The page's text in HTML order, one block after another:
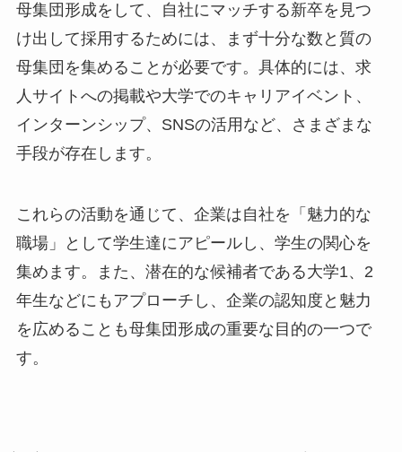
母集団形成をして、自社にマッチする新卒を見つ
け出して採用するためには、まず十分な数と質の
母集団を集めることが必要です。具体的には、求
人サイトへの掲載や大学でのキャリアイベント、
インターンシップ、SNSの活用など、さまざまな
手段が存在します。
これらの活動を通じて、企業は自社を「魅力的な
職場」として学生達にアピールし、学生の関心を
集めます。また、潜在的な候補者である大学1、2
年生などにもアプローチし、企業の認知度と魅力
を広めることも母集団形成の重要な目的の一つで
す。